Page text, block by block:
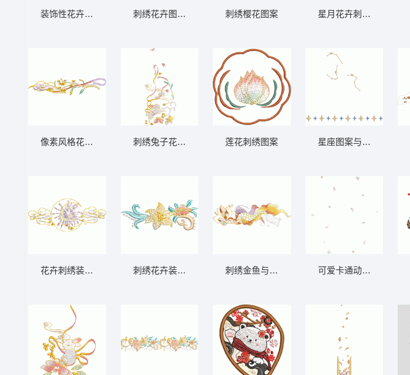
装饰性花卉图案设计
像素风格花卉装饰图案
花卉刺绣装饰图案
刺绣花卉图案设计
刺绣兔子花枝图案
刺绣花卉装饰图案
刺绣樱花图案
莲花刺绣图案
刺绣金鱼与莲花图案
星月花卉刺绣图案
星座图案与星形装饰
可爱卡通动物图案背景